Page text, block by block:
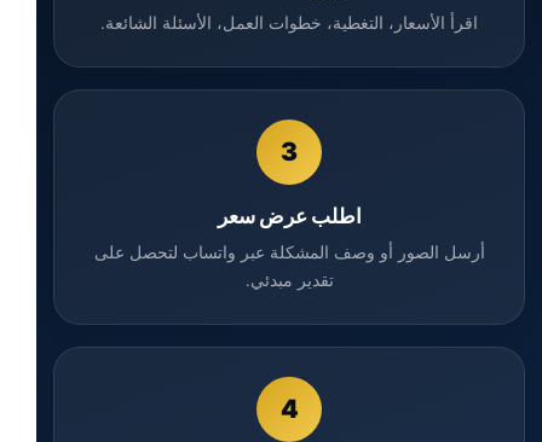
اقرأ الأسعار، التغطية، خطوات العمل، الأسئلة الشائعة.
3
اطلب عرض سعر
أرسل الصور أو وصف المشكلة عبر واتساب لتحصل على
تقدير مبدئي.
4